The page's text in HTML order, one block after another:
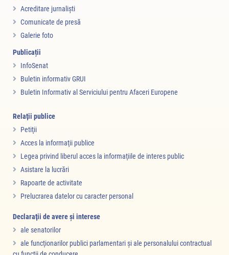
Acreditare jurnalişti
Comunicate de presă
Galerie foto
Publicații
InfoSenat
Buletin informativ GRUI
Buletin Informativ al Serviciului pentru Afaceri Europene
Relaţii publice
Petiţii
Acces la informaţii publice
Legea privind liberul acces la informaţiile de interes public
Asistare la lucrări
Rapoarte de activitate
Prelucrarea datelor cu caracter personal
Declaraţii de avere şi interese
ale senatorilor
ale funcţionarilor publici parlamentari şi ale personalului contractual